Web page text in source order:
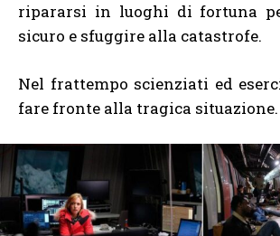
ripararsi in luoghi di fortuna
sicuro e sfuggire alla catastrofe.
Nel frattempo scienziati ed
fare fronte alla tragica situazione.